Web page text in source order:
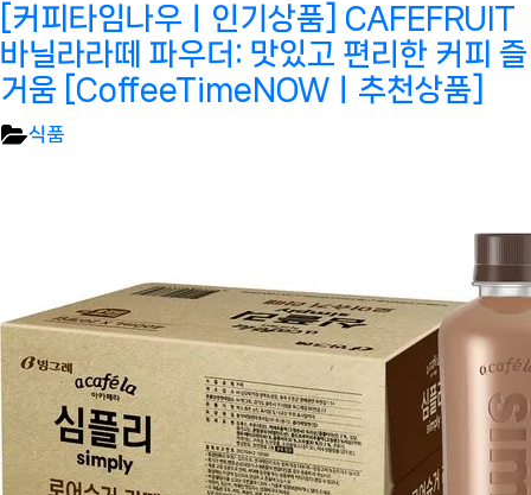
[커피타임나우ㅣ인기상품] CAFEFRUIT
바닐라라떼 파우더: 맛있고 편리한 커피 즐
거움 [CoffeeTimeNOWㅣ추천상품]
식품